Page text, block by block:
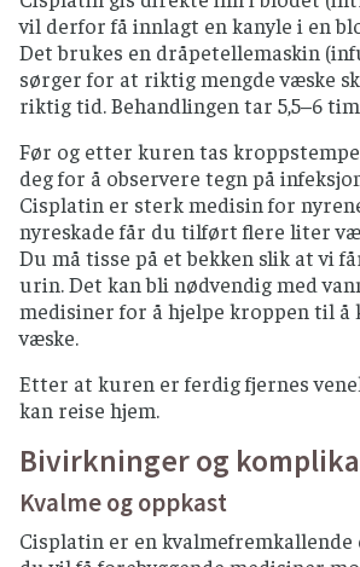
vil derfor få innlagt en kanyle i en
Det brukes en dråpetellemaskin
sørger for at riktig mengde væske
riktig tid. Behandlingen tar 5,5–6
Før og etter kuren tas
deg for å observere tegn på
Cisplatin er sterk medisin for
nyreskade får du tilført flere liter
Du må tisse på et bekken slik at vi
urin. Det kan bli nødvendig med
medisiner for å hjelpe kroppen til å
væske.
Etter at kuren er ferdig fjernes
kan reise hjem.
Bivirkninger og
Kvalme og oppkast
Cisplatin er en